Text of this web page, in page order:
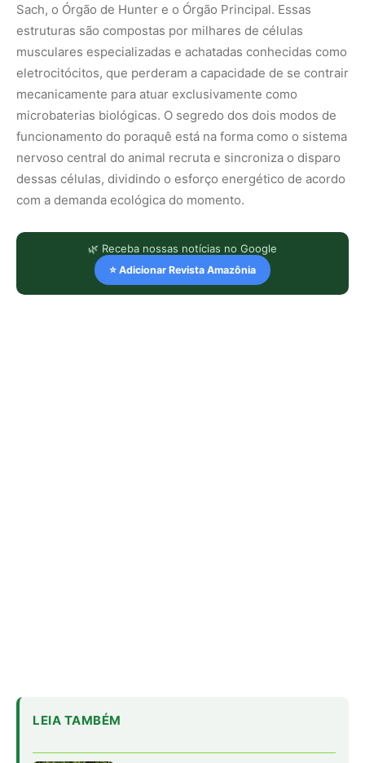
Sach, o Órgão de Hunter e o Órgão Principal. Essas
estruturas são compostas por milhares de células
musculares especializadas e achatadas conhecidas como
eletrocitócitos, que perderam a capacidade de se contrair
mecanicamente para atuar exclusivamente como
microbaterias biológicas. O segredo dos dois modos de
funcionamento do poraquê está na forma como o sistema
nervoso central do animal recruta e sincroniza o disparo
dessas células, dividindo o esforço energético de acordo
com a demanda ecológica do momento.
🌿 Receba nossas notícias no Google
⭐ Adicionar Revista Amazônia